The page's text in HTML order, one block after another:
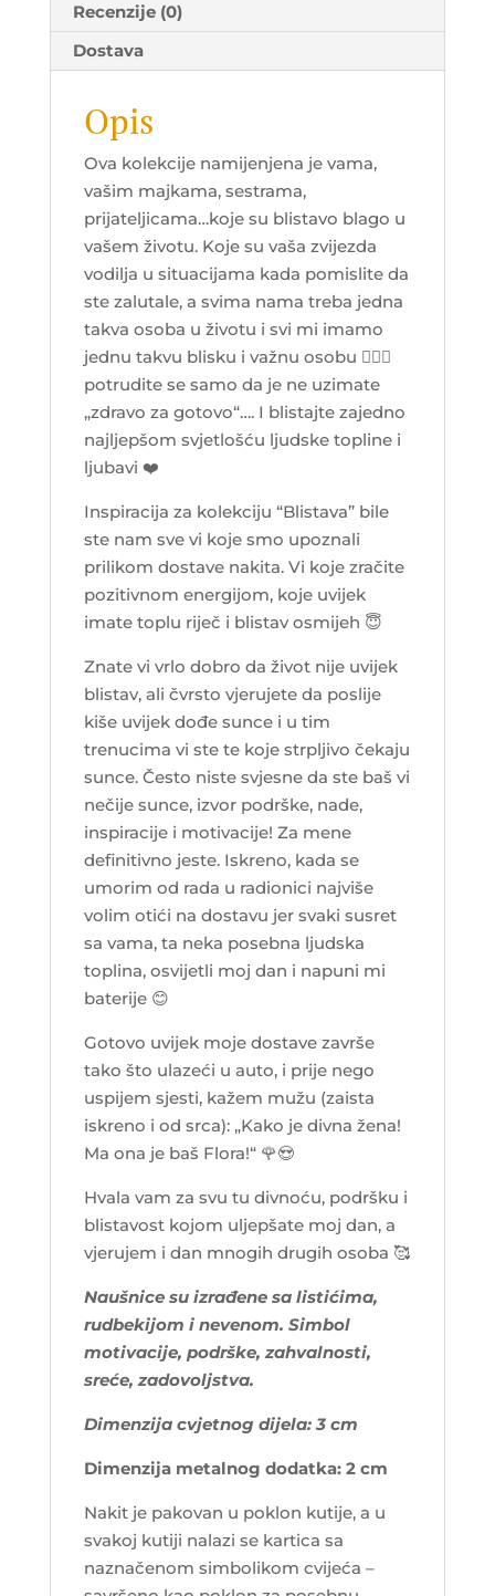
Recenzije (0)
Dostava
Opis
Ova kolekcije namijenjena je vama,
vašim majkama, sestrama,
prijateljicama…koje su blistavo blago u
vašem životu. Koje su vaša zvijezda
vodilja u situacijama kada pomislite da
ste zalutale, a svima nama treba jedna
takva osoba u životu i svi mi imamo
jednu takvu blisku i važnu osobu 👩‍❤️‍👩
potrudite se samo da je ne uzimate
„zdravo za gotovo“…. I blistajte zajedno
najljepšom svjetlošću ljudske topline i
ljubavi ❤️
Inspiracija za kolekciju “Blistava” bile
ste nam sve vi koje smo upoznali
prilikom dostave nakita. Vi koje zračite
pozitivnom energijom, koje uvijek
imate toplu riječ i blistav osmijeh 😇
Znate vi vrlo dobro da život nije uvijek
blistav, ali čvrsto vjerujete da poslije
kiše uvijek dođe sunce i u tim
trenucima vi ste te koje strpljivo čekaju
sunce. Često niste svjesne da ste baš vi
nečije sunce, izvor podrške, nade,
inspiracije i motivacije! Za mene
definitivno jeste. Iskreno, kada se
umorim od rada u radionici najviše
volim otići na dostavu jer svaki susret
sa vama, ta neka posebna ljudska
toplina, osvijetli moj dan i napuni mi
baterije 😊
Gotovo uvijek moje dostave završe
tako što ulazeći u auto, i prije nego
uspijem sjesti, kažem mužu (zaista
iskreno i od srca): „Kako je divna žena!
Ma ona je baš Flora!“ 🌹😍
Hvala vam za svu tu divnoću, podršku i
blistavost kojom uljepšate moj dan, a
vjerujem i dan mnogih drugih osoba 🥰
Naušnice su izrađene sa listićima,
rudbekijom i nevenom. Simbol
motivacije, podrške, zahvalnosti,
sreće, zadovoljstva.
Dimenzija cvjetnog dijela: 3 cm
Dimenzija metalnog dodatka: 2 cm
Nakit je pakovan u poklon kutije, a u
svakoj kutiji nalazi se kartica sa
naznačenom simbolikom cvijeća –